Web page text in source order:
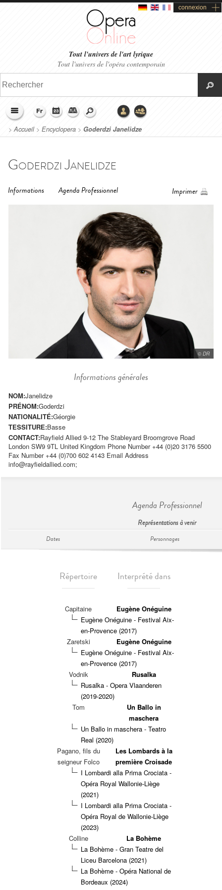
connexion
Tout l'univers de l'art lyrique
Tout l'univers de l'opéra contemporain
>Accueil> Encyclopera > Goderdzi Janelidze
Goderdzi Janelidze
Informations Agenda Professionnel Imprimer
© DR
Informations générales
NOM:Janelidze
PRÉNOM:Goderdzi
NATIONALITÉ:Géorgie
TESSITURE:Basse
CONTACT:Rayfield Allied 9-12 The Stableyard Broomgrove Road
London SW9 9TL United Kingdom Phone Number +44 (0)20 3176 5500
Fax Number +44 (0)700 602 4143 Email Address
info@rayfieldallied.com;
Agenda Professionnel
Représentations à venir
Dates Personnages
Répertoire Interprété dans
Capitaine
Eugène Onéguine
Eugène Onéguine - Festival Aix-
en-Provence (2017)
Zaretski
Eugène Onéguine
Eugène Onéguine - Festival Aix-
en-Provence (2017)
Vodnik
Rusalka
Rusalka - Opera Vlaanderen
(2019-2020)
Tom
Un Ballo in
maschera
Un Ballo in maschera - Teatro
Real (2020)
Pagano, fils du
seigneur Folco
Les Lombards à la
première Croisade
I Lombardi alla Prima Crociata -
Opéra Royal Wallonie-Liège
(2021)
I Lombardi alla Prima Crociata -
Opéra Royal de Wallonie-Liège
(2023)
Colline
La Bohème
La Bohème - Gran Teatre del
Liceu Barcelona (2021)
La Bohème - Opéra National de
Bordeaux (2024)